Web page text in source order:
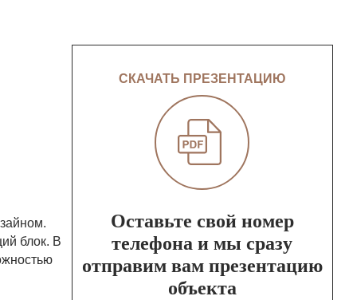
блок. В
СКАЧАТЬ ПРЕЗЕНТАЦИЮ
Оставьте свой номер
телефона и мы сразу
отправим вам презентацию
объекта